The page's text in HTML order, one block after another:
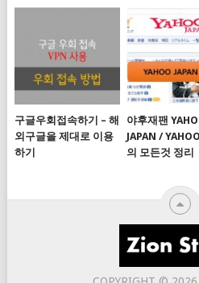
구글우회접속하기 – 해
외구글을 제대로 이용
하기
야후재팬
JAPAN /
의 모든것 정리